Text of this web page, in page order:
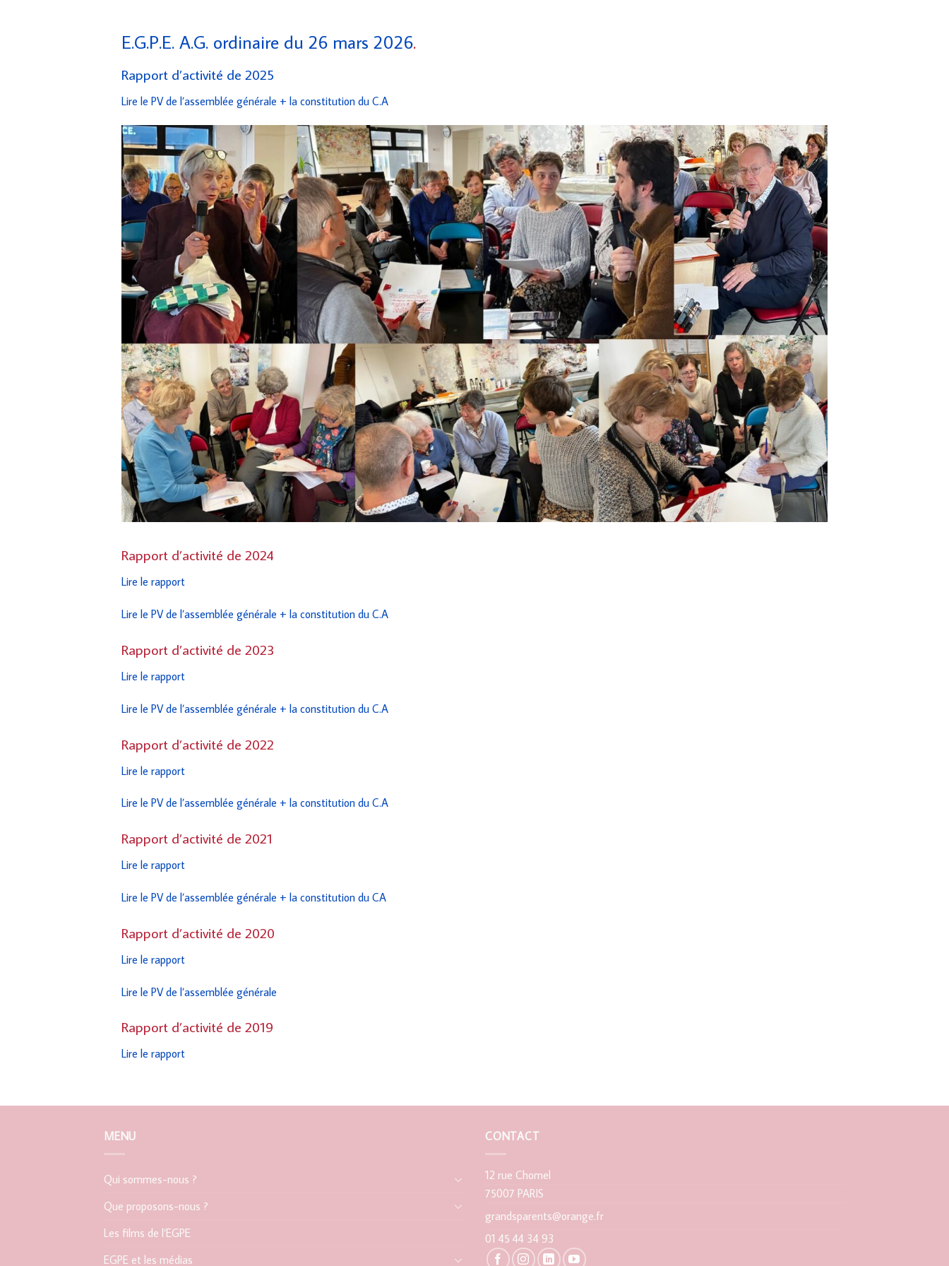
E.G.P.E. A.G. ordinaire du 26 mars 2026.
Rapport d’activité de 2025
Lire le PV de l’assemblée générale + la constitution du C.A
Rapport d’activité de 2024
Lire le rapport
Lire le PV de l’assemblée générale + la constitution du C.A
Rapport d’activité de 2023
Lire le rapport
Lire le PV de l’assemblée générale + la constitution du C.A
Rapport d’activité de 2022
Lire le rapport
Lire le PV de l’assemblée générale + la constitution du C.A
Rapport d’activité de 2021
Lire le rapport
Lire le PV de l’assemblée générale + la constitution du CA
Rapport d’activité de 2020
Lire le rapport
Lire le PV de l’assemblée générale
Rapport d’activité de 2019
Lire le rapport
MENU
Qui sommes-nous ?
Que proposons-nous ?
Les films de l’EGPE
EGPE et les médias
CONTACT
12 rue Chomel
75007 PARIS
grandsparents@orange.fr
01 45 44 34 93